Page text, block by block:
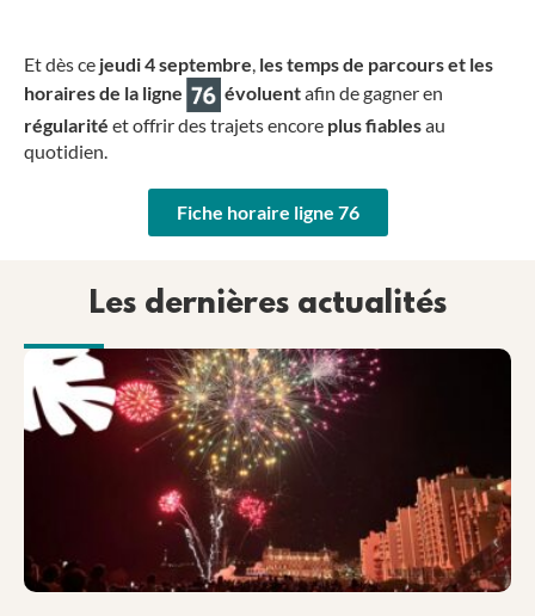
Et dès ce jeudi 4 septembre, les temps de parcours et les
horaires de la ligne
évoluentafin de gagner en
régularité et offrir des trajets encore plus fiablesau
quotidien.
Fiche horaire ligne 76
Les dernières actualités